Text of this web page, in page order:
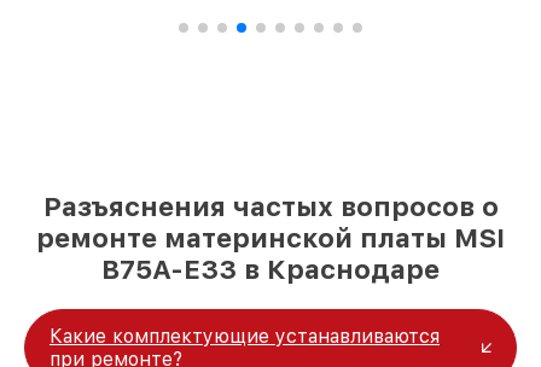
Разъяснения частых вопросов о
ремонте материнской платы MSI
B75A-E33 в Краснодаре
Какие комплектующие устанавливаются
при ремонте?